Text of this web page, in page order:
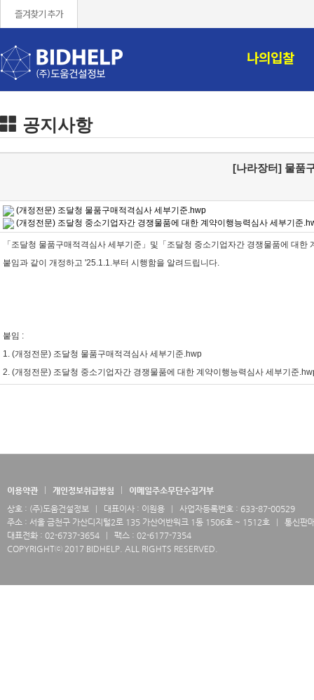
즐겨찾기 추가
나의입찰
공지사항
[나라장터] 물품
(개정전문) 조달청 물품구매적격심사 세부기준.hwp
(개정전문) 조달청 중소기업자간 경쟁물품에 대한 계약이행능력심사 세부기준
「조달청 물품구매적격심사 세부기준」및「조달청 중소기업자간 경쟁물품에 대한
붙임과 같이 개정하고 '25.1.1.부터 시행함을 알려드립니다.
붙임 :
1. (개정전문) 조달청 물품구매적격심사 세부기준.hwp
2. (개정전문) 조달청 중소기업자간 경쟁물품에 대한 계약이행능력심사 세부기준
이용약관 개인정보취급방침
이메일주소무단수집거부
상호 : (주)도움건설정보
대표이사 : 이원용
사업자등록번호 : 633-87-00529
주소 : 서울 금천구 가산디지털2로 135 가산어반워크 1동 1506호 ~ 1512호
통신판
대표전화 : 02-6737-3654
팩스 : 02-6177-7354
COPYRIGHTⓒ 2017 BIDHELP. ALL RIGHTS RESERVED.